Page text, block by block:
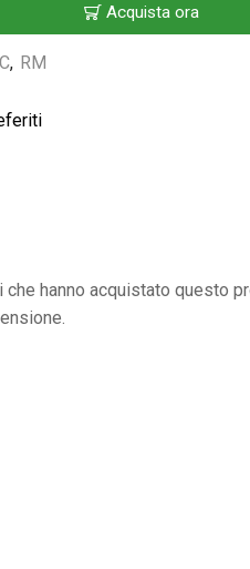
Acquista ora
, RM
che hanno acquistato questo